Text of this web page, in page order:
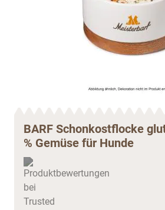
BARF Schonkostflocke
% Gemüse für Hunde